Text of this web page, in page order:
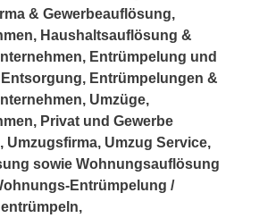
& Gewerbeauflösung,
Haushaltsauflösung &
Entrümpelung und
Entrümpelungen &
Umzüge,
Privat und Gewerbe
Umzugsfirma, Umzug Service,
sowie Wohnungsauflösung
Entrümpelung /